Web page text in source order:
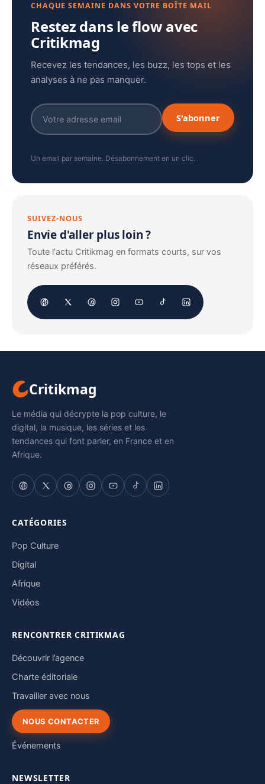
CHAQUE SEMAINE DANS VOTRE BOÎTE MAIL
Restez dans le flow avec
Critikmag
Recevez les tendances, les buzz, les tops et les
analyses à ne pas manquer.
S'abonner
Un email par semaine. Désabonnement en un clic.
SUIVEZ-NOUS
Envie d'aller plus loin ?
Toute l'actu Critikmag en formats courts, sur vos
réseaux préférés.
Critikmag
Le média qui décrypte la pop culture, le
digital, la musique, les séries et les
tendances qui font parler, en France et en
Afrique.
CATÉGORIES
Pop Culture
Digital
Afrique
Vidéos
RENCONTRER CRITIKMAG
Découvrir l’agence
Charte éditoriale
Travailler avec nous
NOUS CONTACTER
Événements
NEWSLETTER